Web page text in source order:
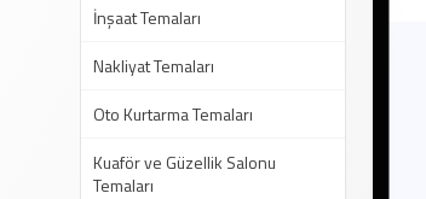
İnşaat Temaları
Nakliyat Temaları
Oto Kurtarma Temaları
Kuaför ve Güzellik Salonu
Temaları